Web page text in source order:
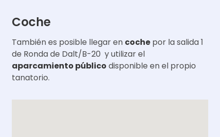
Coche
También es posible llegar en coche por la salida 1
de Ronda de Dalt/B-20 y utilizar el
aparcamiento público disponible en el propio
tanatorio.